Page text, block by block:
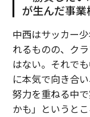
が生んだ事業
中西はサッカー
れるものの、ク
はない。それで
に本気で向き合
努力を重ねる中
かも」というと